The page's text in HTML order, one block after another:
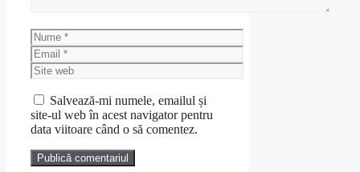
Nume
Email
Site
web
Salvează-mi numele, emailul și
site-ul web în acest navigator pentru
data viitoare când o să comentez.